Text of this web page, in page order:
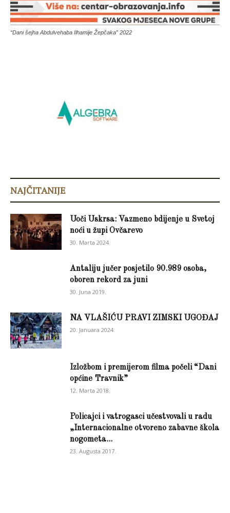
“Dani šejha Abdulvehaba Ilhamije Žepčaka” 2022
NAJČITANIJE
Uoči Uskrsa: Vazmeno bdijenje u Svetoj
noći u župi Ovčarevo
30. Marta 2024.
Antaliju jučer posjetilo 90.989 osoba,
oboren rekord za juni
30. Juna 2019.
NA VLAŠIĆU PRAVI ZIMSKI UGOĐAJ
20. Januara 2024.
Izložbom i premijerom filma počeli “Dani
općine Travnik”
12. Marta 2018.
Policajci i vatrogasci učestvovali u radu
„Internacionalne otvoreno zabavne škola
nogometa...
23. Augusta 2017.